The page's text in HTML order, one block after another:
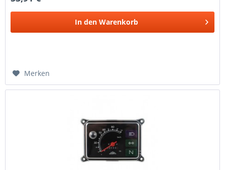
In den Warenkorb
Merken